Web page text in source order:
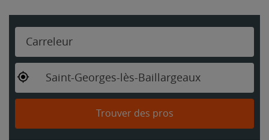
Carreleur
Saint-Georges-lès-Baillargeaux
Trouver des pros